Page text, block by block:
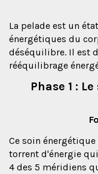
La pelade est un
énergétiques du
déséquilibre. Il est
rééquilibrage
Phase 1 :
Ce soin
torrent d'énergie
4 des 5 méridiens